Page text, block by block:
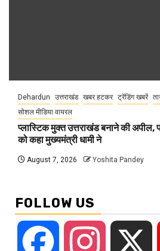
Dehardun उत्तराखंड खबर हटकर ट्रेंडिंग खबरें
सोशल मीडिया वायरल
प्लास्टिक मुक्त उत्तराखंड बनाने की अपील,
को कहा मुख्यमंत्री धामी ने
August 7, 2026 Yoshita Pandey
FOLLOW US
Facebook Instagram